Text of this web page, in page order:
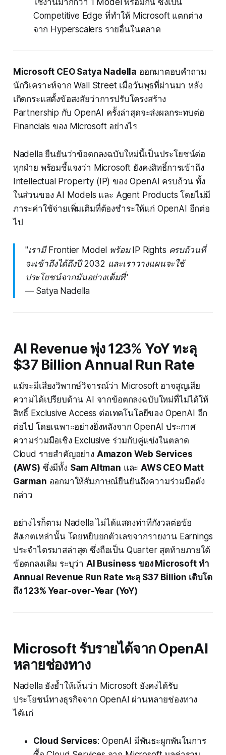
ใช้งานมากกว่า 1 Model พร้อมกัน ซึ่งเป็น
Competitive Edge ที่ทำให้ Microsoft แตกต่าง
จาก Hyperscalers รายอื่นในตลาด
Microsoft CEO Satya Nadella ออกมาตอบคำถาม
นักวิเคราะห์จาก Wall Street เมื่อวันพุธที่ผ่านมา หลัง
เกิดกระแสตั้งข้อสงสัยว่าการปรับโครงสร้าง
Partnership กับ OpenAI ครั้งล่าสุดจะส่งผลกระทบต่อ
Financials ของ Microsoft อย่างไร
Nadella ยืนยันว่าข้อตกลงฉบับใหม่นี้เป็นประโยชน์ต่อ
ทุกฝ่าย พร้อมชี้แจงว่า Microsoft ยังคงสิทธิ์การเข้าถึง
Intellectual Property (IP) ของ OpenAI ครบถ้วน ทั้ง
ในส่วนของ AI Models และ Agent Products โดยไม่มี
ภาระค่าใช้จ่ายเพิ่มเติมที่ต้องชำระให้แก่ OpenAI อีกต่อ
ไป
"เรามี Frontier Model พร้อม IP Rights ครบถ้วนที่
จะเข้าถึงได้ถึงปี 2032 และเราวางแผนจะใช้
ประโยชน์จากมันอย่างเต็มที่"
— Satya Nadella
AI Revenue พุ่ง 123% YoY ทะลุ
$37 Billion Annual Run Rate
แม้จะมีเสียงวิพากษ์วิจารณ์ว่า Microsoft อาจสูญเสีย
ความได้เปรียบด้าน AI จากข้อตกลงฉบับใหม่ที่ไม่ได้ให้
สิทธิ์ Exclusive Access ต่อเทคโนโลยีของ OpenAI อีก
ต่อไป โดยเฉพาะอย่างยิ่งหลังจาก OpenAI ประกาศ
ความร่วมมือเชิง Exclusive ร่วมกับคู่แข่งในตลาด
Cloud รายสำคัญอย่าง Amazon Web Services
(AWS) ซึ่งมีทั้ง Sam Altman และAWS CEO Matt
Garman ออกมาให้สัมภาษณ์ยืนยันถึงความร่วมมือดัง
กล่าว
อย่างไรก็ตาม Nadella ไม่ได้แสดงท่าทีกังวลต่อข้อ
สังเกตเหล่านั้น โดยหยิบยกตัวเลขจากรายงาน Earnings
ประจำไตรมาสล่าสุด ซึ่งถือเป็น Quarter สุดท้ายภายใต้
ข้อตกลงเดิม ระบุว่า AI Business ของ Microsoft ทำ
Annual Revenue Run Rate ทะลุ $37 Billion เติบโต
ถึง 123% Year-over-Year (YoY)
Microsoft รับรายได้จาก OpenAI
หลายช่องทาง
Nadella ยังย้ำให้เห็นว่า Microsoft ยังคงได้รับ
ประโยชน์ทางธุรกิจจาก OpenAI ผ่านหลายช่องทาง
ได้แก่
Cloud Services: OpenAI มีพันธะผูกพันในการ